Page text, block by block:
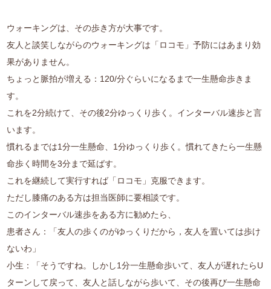
ウォーキングは、その歩き方が大事です。
友人と談笑しながらのウォーキングは「ロコモ」予防にはあまり効
果がありません。
ちょっと脈拍が増える：120/分ぐらいになるまで一生懸命歩きま
す。
これを2分続けて、その後2分ゆっくり歩く。インターバル速歩と言
います。
慣れるまでは1分一生懸命、1分ゆっくり歩く。慣れてきたら一生懸
命歩く時間を3分まで延ばす。
これを継続して実行すれば「ロコモ」克服できます。
ただし膝痛のある方は担当医師に要相談です。
このインターバル速歩をある方に勧めたら、
患者さん：「友人の歩くのがゆっくりだから，友人を置いては歩け
ないわ」
小生：「そうですね。しかし1分一生懸命歩いて、友人が遅れたらU
ターンして戻って、友人と話しながら歩いて、その後再び一生懸命